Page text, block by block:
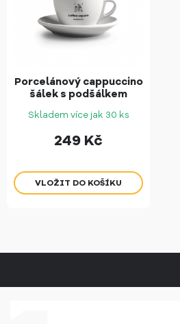
Porcelánový cappuccino
šálek s podšálkem
Skladem více jak 30 ks
249 Kč